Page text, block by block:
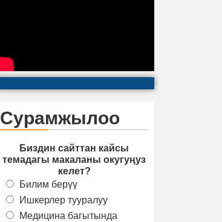
Сурамжылоо
Биздин сайттан кайсы
темадагы макаланы окугуңуз
келет?
Билим берүү
Ишкерлер тууралуу
Медицина багытында